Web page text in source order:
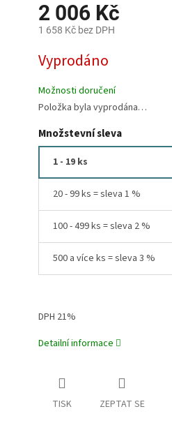
2 006 Kč
1 658 Kč bez DPH
cena:
Vyprodáno
Možnosti doručení
Položka byla vyprodána…
Množstevní sleva
1 - 19 ks
20 - 99 ks = sleva 1 %
100 - 499 ks = sleva 2 %
500 a více ks = sleva 3 %
DPH 21%
Detailní informace
TISK ZEPTAT SE